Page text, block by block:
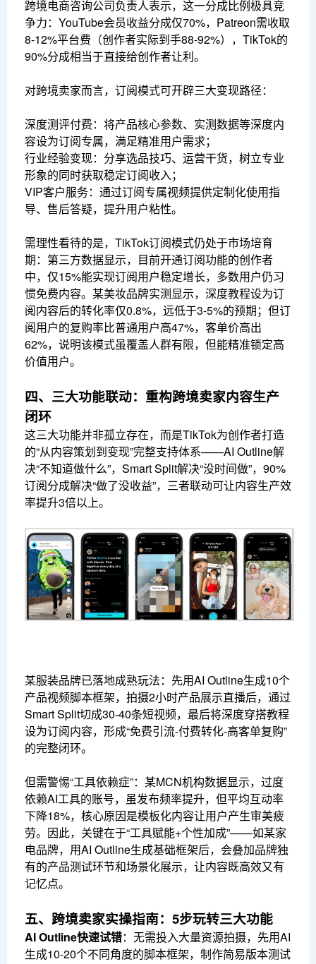
跨境电商咨询公司负责人表示，这一分成比例极具竞
争力：YouTube会员收益分成仅70%，Patreon需收取
8-12%平台费（创作者实际到手88-92%），TikTok的
90%分成相当于直接给创作者让利。
对跨境卖家而言，订阅模式可开辟三大变现路径：
深度测评付费：将产品核心参数、实测数据等深度内
容设为订阅专属，满足精准用户需求；
行业经验变现：分享选品技巧、运营干货，树立专业
形象的同时获取稳定订阅收入；
VIP客户服务：通过订阅专属视频提供定制化使用指
导、售后答疑，提升用户粘性。
需理性看待的是，TikTok订阅模式仍处于市场培育
期：第三方数据显示，目前开通订阅功能的创作者
中，仅15%能实现订阅用户稳定增长，多数用户仍习
惯免费内容。某美妆品牌实测显示，深度教程设为订
阅内容后的转化率仅0.8%，远低于3-5%的预期；但订
阅用户的复购率比普通用户高47%，客单价高出
62%，说明该模式虽覆盖人群有限，但能精准锁定高
价值用户。
四、三大功能联动：重构跨境卖家内容生产
闭环
这三大功能并非孤立存在，而是TikTok为创作者打造
的“从内容策划到变现”完整支持体系——AI Outline解
决“不知道做什么”，Smart Split解决“没时间做”，90%
订阅分成解决“做了没收益”，三者联动可让内容生产效
率提升3倍以上。
某服装品牌已落地成熟玩法：先用AI Outline生成10个
产品视频脚本框架，拍摄2小时产品展示直播后，通过
Smart Split切成30-40条短视频，最后将深度穿搭教程
设为订阅内容，形成“免费引流-付费转化-高客单复购”
的完整闭环。
但需警惕“工具依赖症”：某MCN机构数据显示，过度
依赖AI工具的账号，虽发布频率提升，但平均互动率
下降18%，核心原因是模板化内容让用户产生审美疲
劳。因此，关键在于“工具赋能+个性加成”——如某家
电品牌，用AI Outline生成基础框架后，会叠加品牌独
有的产品测试环节和场景化展示，让内容既高效又有
记忆点。
五、跨境卖家实操指南：5步玩转三大功能
AI Outline快速试错：无需投入大量资源拍摄，先用AI
生成10-20个不同角度的脚本框架，制作简易版本测试